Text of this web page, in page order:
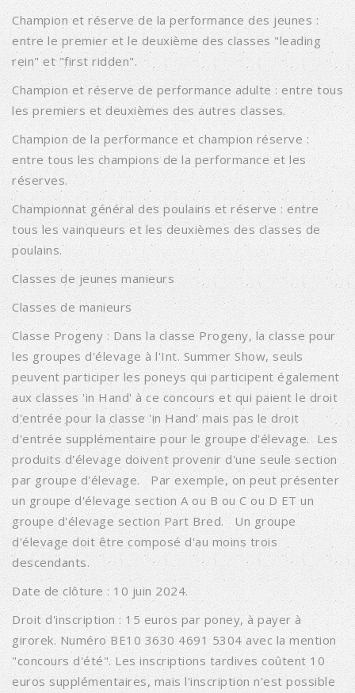
Champion et réserve de la performance des jeunes :
entre le premier et le deuxième des classes "leading
rein" et "first ridden".
Champion et réserve de performance adulte : entre tous
les premiers et deuxièmes des autres classes.
Champion de la performance et champion réserve :
entre tous les champions de la performance et les
réserves.
Championnat général des poulains et réserve : entre
tous les vainqueurs et les deuxièmes des classes de
poulains.
Classes de jeunes manieurs
Classes de manieurs
Classe Progeny : Dans la classe Progeny, la classe pour
les groupes d'élevage à l'Int. Summer Show, seuls
peuvent participer les poneys qui participent également
aux classes 'in Hand' à ce concours et qui paient le droit
d'entrée pour la classe 'in Hand' mais pas le droit
d'entrée supplémentaire pour le groupe d'élevage. Les
produits d'élevage doivent provenir d'une seule section
par groupe d'élevage. Par exemple, on peut présenter
un groupe d'élevage section A ou B ou C ou D ET un
groupe d'élevage section Part Bred. Un groupe
d'élevage doit être composé d'au moins trois
descendants.
Date de clôture : 10 juin 2024.
Droit d'inscription : 15 euros par poney, à payer à
girorek. Numéro BE10 3630 4691 5304 avec la mention
"concours d'été". Les inscriptions tardives coûtent 10
euros supplémentaires, mais l'inscription n'est possible